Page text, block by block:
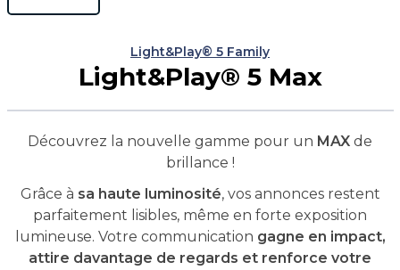
Light&Play® 5 Family
Light&Play® 5 Max
Découvrez la nouvelle gamme pour un MAX de
brillance !
Grâce à sa haute luminosité, vos annonces restent
parfaitement lisibles, même en forte exposition
lumineuse. Votre communication gagne en impact,
attire davantage de regards et renforce votre